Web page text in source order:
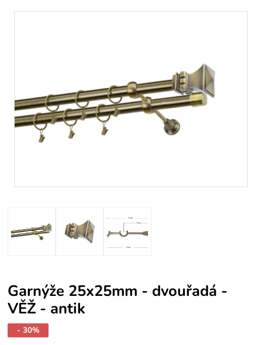
Garnýže 25x25mm - dvouřadá -
VĚŽ - antik
- 30%